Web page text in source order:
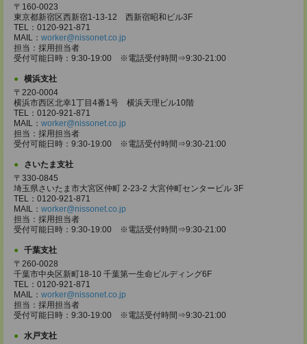
〒160-0023
東京都新宿区西新宿1-13-12 西新宿昭和ビル3F
TEL：0120-921-871
MAIL： worker@nissonet.co.jp
担当：採用担当者
受付可能日時：9:30-19:00 ※電話受付時間⇒9:30-21:00
横浜支社
〒220-0004
横浜市西区北幸1丁目4番1号 横浜天理ビル10階
TEL：0120-921-871
MAIL： worker@nissonet.co.jp
担当：採用担当者
受付可能日時：9:30-19:00 ※電話受付時間⇒9:30-21:00
さいたま支社
〒330-0845
埼玉県さいたま市大宮区仲町 2-23-2 大宮仲町センタービル 3F
TEL：0120-921-871
MAIL： worker@nissonet.co.jp
担当：採用担当者
受付可能日時：9:30-19:00 ※電話受付時間⇒9:30-21:00
千葉支社
〒260-0028
千葉市中央区新町18-10 千葉第一生命ビルディング6F
TEL：0120-921-871
MAIL： worker@nissonet.co.jp
担当：採用担当者
受付可能日時：9:30-19:00 ※電話受付時間⇒9:30-21:00
水戸支社